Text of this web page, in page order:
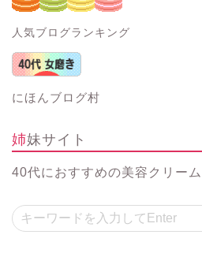
人気ブログランキング
にほんブログ村
姉妹サイト
40代におすすめの美容クリーム